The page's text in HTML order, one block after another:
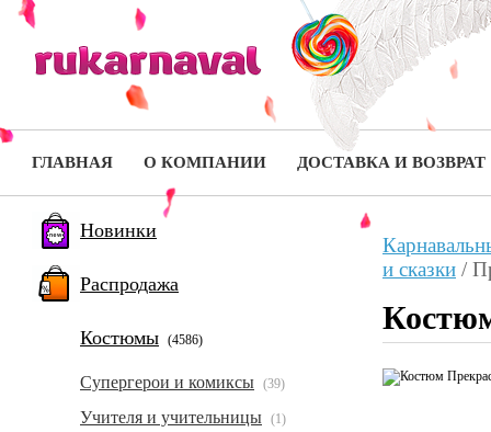
ГЛАВНАЯ О КОМПАНИИ ДОСТАВКА И ВОЗВРАТ
Новинки
Распродажа
Костюмы (4586)
Супергерои и комиксы (39)
Учителя и учительницы (1)
и сказки /